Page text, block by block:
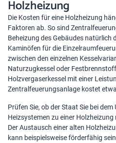
Holzheizung
Die Kosten für eine Holzheizung
Faktoren ab. So sind
Beheizung des Gebäudes natürlich
Kaminöfen für die
zwischen den einzelnen
Naturzugkessel oder
Holzvergaserkessel mit einer
Zentralfeuerungsanlage kostet
Prüfen Sie, ob der Staat Sie bei
Heizsystemen zu einer
Der Austausch einer alten
kann beispielsweise förderfähig